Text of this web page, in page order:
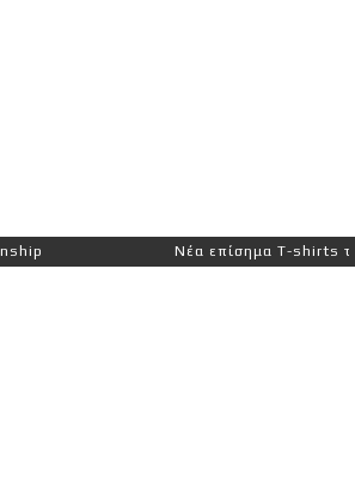
Νέα επίσημα T-shirts του